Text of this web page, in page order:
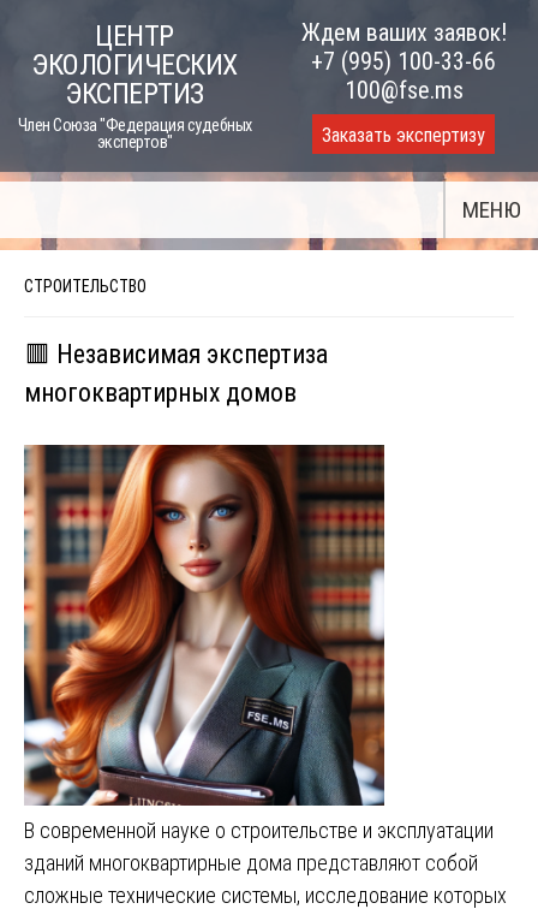
content
ЦЕНТР
ЭКОЛОГИЧЕСКИХ
ЭКСПЕРТИЗ
Член Союза "Федерация судебных
экспертов"
Ждем ваших заявок!
+7 (995) 100-33-66
100@fse.ms
Заказать экспертизу
МЕНЮ
СТРОИТЕЛЬСТВО
🟥 Независимая экспертиза
многоквартирных домов
В современной науке о строительстве и эксплуатации
зданий многоквартирные дома представляют собой
сложные технические системы, исследование которых